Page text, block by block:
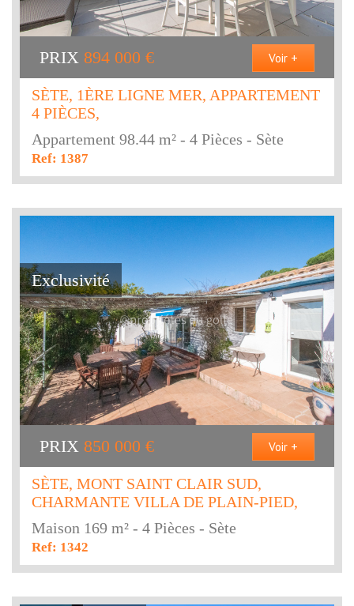
PRIX 894 000 € Voir +
SÈTE, 1ÈRE LIGNE MER, APPARTEMENT
4 PIÈCES,
Appartement 98.44 m² - 4 Pièces - Sète
Ref: 1387
Exclusivité
PRIX 850 000 € Voir +
SÈTE, MONT SAINT CLAIR SUD,
CHARMANTE VILLA DE PLAIN-PIED,
Maison 169 m² - 4 Pièces - Sète
Ref: 1342